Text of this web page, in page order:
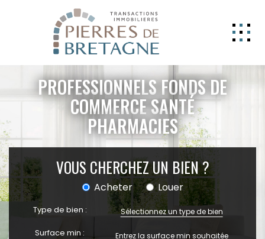
NOS BIENS
GERER
NOS AGENCES
ESTIMATION
CONTACT
ESPACE CLIENT
EXTRANET
PROFESSIONNELS FONDS DE
COMMERCE SANTÉ
PHARMACIES
VOUS CHERCHEZ UN BIEN ?
Acheter Louer
Type de bien : Sélectionnez un type de bien
Surface min :